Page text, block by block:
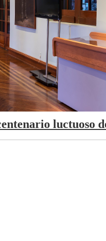
luctuoso